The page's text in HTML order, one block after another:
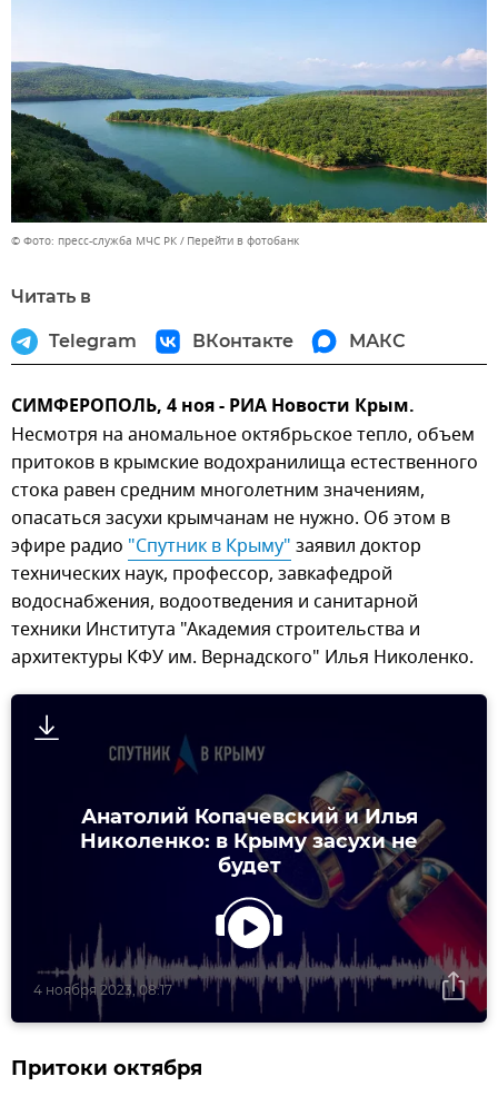
© Фото: пресс-служба МЧС РК Перейти в фотобанк
Читать в
Telegram ВКонтакте МАКС
СИМФЕРОПОЛЬ, 4 ноя - РИА Новости Крым.
Несмотря на аномальное октябрьское тепло, объем
притоков в крымские водохранилища естественного
стока равен средним многолетним значениям,
опасаться засухи крымчанам не нужно. Об этом в
эфире радио "Спутник в Крыму" заявил доктор
технических наук, профессор, завкафедрой
водоснабжения, водоотведения и санитарной
техники Института "Академия строительства и
архитектуры КФУ им. Вернадского" Илья Николенко.
Анатолий Копачевский и Илья
Николенко: в Крыму засухи не
будет
4 ноября 2023, 08:17
Притоки октября